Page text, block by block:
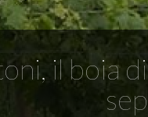
il boia